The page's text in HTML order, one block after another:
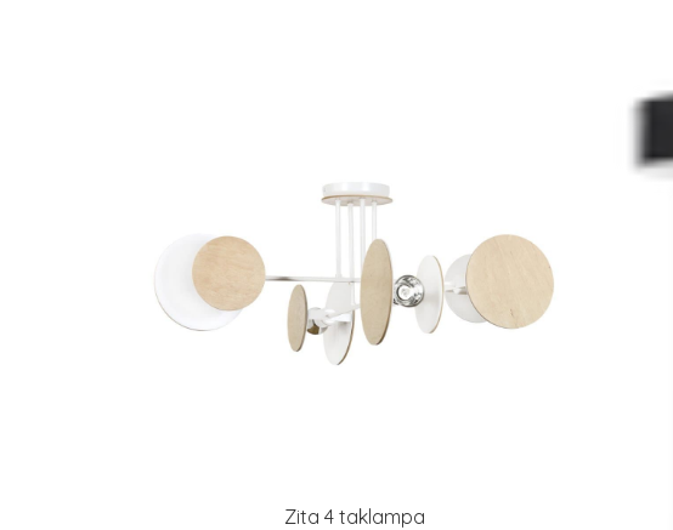
Zita 4 taklampa